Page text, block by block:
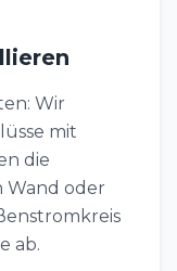
Wir
mit
die
oder
ab.